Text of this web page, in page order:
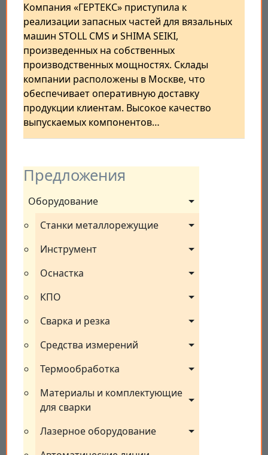
Предложения
Оборудование
Станки металлорежущие
Инструмент
Оснастка
КПО
Сварка и резка
Средства измерений
Термообработка
Материалы и комплектующие
для сварки
Лазерное оборудование
Компания «ГЕРТЕКС» приступила к
реализации запасных частей для вязальных
машин STOLL CMS и SHIMA SEIKI,
произведенных на собственных
производственных мощностях. Склады
компании расположены в Москве, что
обеспечивает оперативную доставку
продукции клиентам. Высокое качество
выпускаемых компонентов…